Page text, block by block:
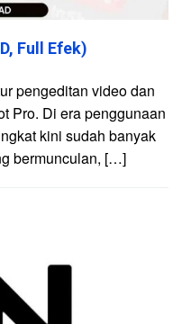
Full Efek)
pengeditan video dan
Pro. Di era penggunaan
kini sudah banyak
bermunculan, […]